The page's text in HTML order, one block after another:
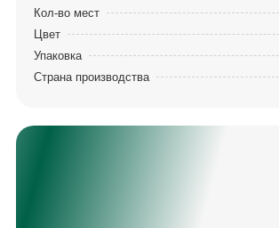
Кол-во мест
Цвет
Упаковка
Страна производства